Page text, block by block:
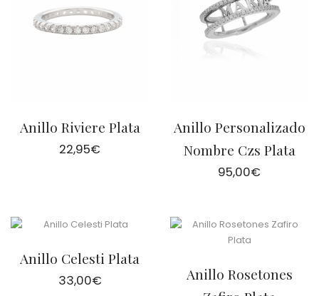
Anillo Riviere Plata
22,95€
Anillo Personalizado
Nombre Czs Plata
95,00€
Anillo Celesti Plata
33,00€
Anillo Rosetones